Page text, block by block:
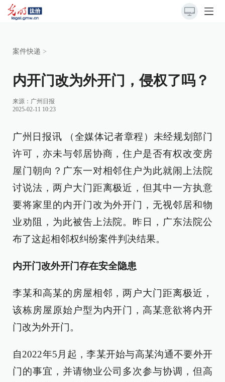
案件快递 >
内开门改为外开门，侵权了吗？
来源： 广州日报
2025-02-11 10:23
广州日报讯 （全媒体记者章程）未经规划部门
许可，亦未与邻居协商，住户是否有权改变房
屋门朝向？广东一对相邻住户为此就闹上法院
讨说法，两户大门距离极近，但其中一方执意
要将家里的内开门改为外开门，无视邻居和物
业劝阻，为此被告上法院。昨日，广东法院公
布了这起相邻权纠纷案件判决结果。
内开门改外开门存在安全隐患
李某和高某的房屋相邻，两户大门距离极近，
该栋房屋原始户型为内开门，高某意欲将内开
门改为外开门。
自2022年5月起，李某开始与高某沟通不要外开
门的事宜，并请物业公司多次参与协调，但高